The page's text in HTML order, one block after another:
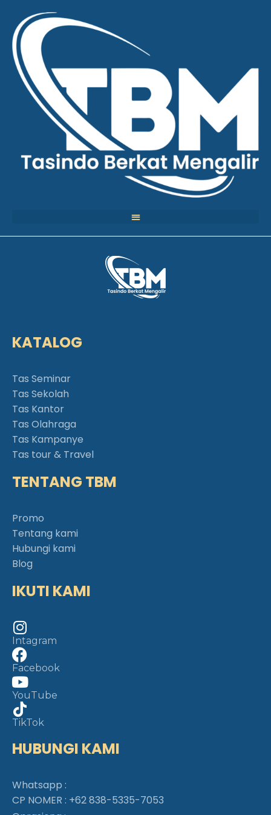
KATALOG
Tas Seminar
Tas Sekolah
Tas Kantor
Tas Olahraga
Tas Kampanye
Tas tour & Travel
TENTANG TBM
Promo
Tentang kami
Hubungi kami
Blog
IKUTI KAMI
Intagram
Facebook
YouTube
TikTok
HUBUNGI KAMI
Whatsapp :
CP NOMER : +62 838-5335-7053